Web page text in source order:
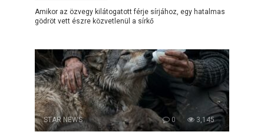
Amikor az özvegy kilátogatott férje sírjához, egy hatalmas
gödröt vett észre közvetlenül a sírkő
STAR NEWS 0 3,145